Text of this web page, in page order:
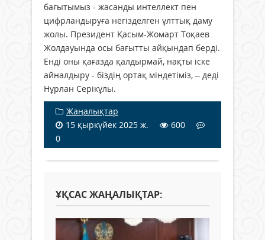
бағытымыз - жасанды интеллект пен
цифрландыруға негізделген ұлттық даму
жолы. Президент Қасым-Жомарт Тоқаев
Жолдауында осы бағытты айқындап берді.
Енді оны қағазда қалдырмай, нақты іске
айналдыру - біздің ортақ міндетіміз, – деді
Нұрлан Серікұлы.
Жаңалықтар
15 қыркүйек 2025 ж.
600
0
ҰҚСАС ЖАҢАЛЫҚТАР: